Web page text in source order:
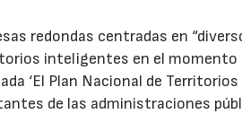
redondas centradas en
inteligentes en el momento
‘El Plan Nacional de
de las administraciones